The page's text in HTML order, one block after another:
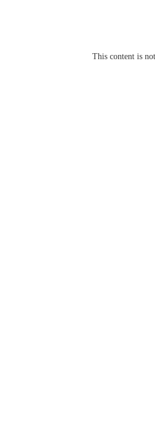
This content is